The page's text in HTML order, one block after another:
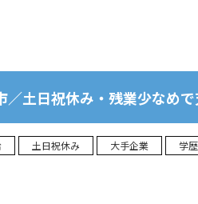
土日祝休み・残業少なめで
土日祝休み 大手企業
学